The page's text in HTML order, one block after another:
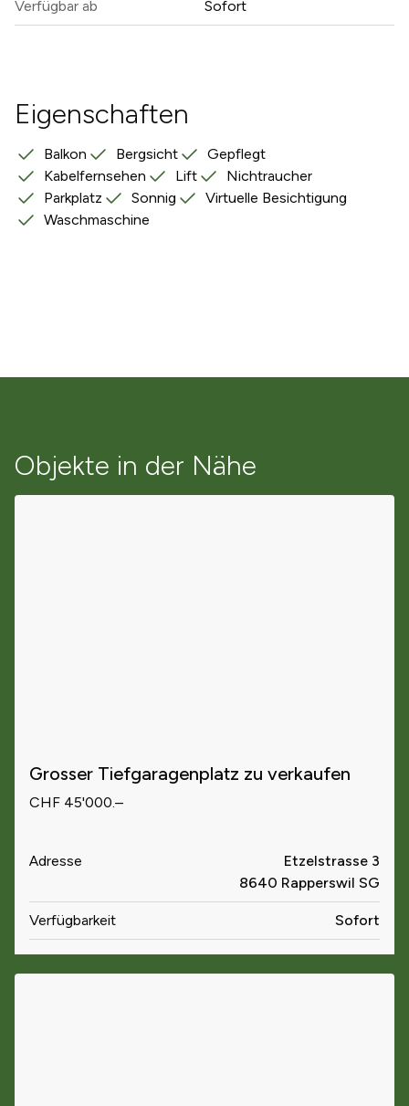
Verfügbar ab Sofort
Eigenschaften
Balkon Bergsicht
Gepflegt
Kabelfernsehen
Lift
Nichtraucher
Parkplatz
Sonnig
Virtuelle Besichtigung
Waschmaschine
Objekte in der Nähe
Grosser Tiefgaragenplatz zu verkaufen
CHF 45'000.–
Adresse
Etzelstrasse 3
8640 Rapperswil SG
Verfügbarkeit Sofort